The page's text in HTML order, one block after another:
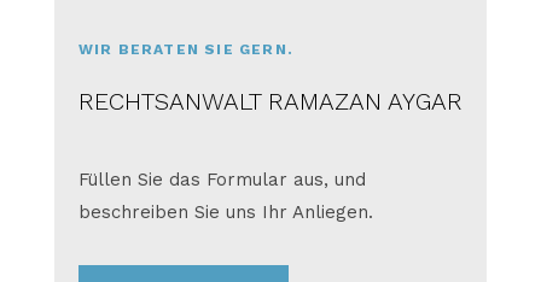
WIR BERATEN SIE GERN.
RECHTSANWALT RAMAZAN AYGAR
Füllen Sie das Formular aus, und
beschreiben Sie uns Ihr Anliegen.